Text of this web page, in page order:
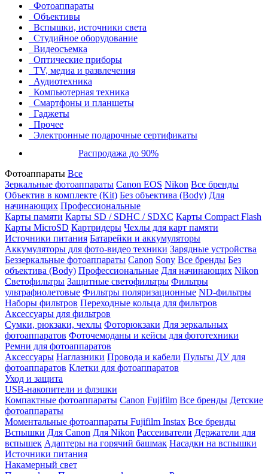
Фотоаппараты
Объективы
Вспышки, источники света
Студийное оборудование
Видеосъемка
Оптические приборы
TV, медиа и развлечения
Аудиотехника
Компьютерная техника
Смартфоны и планшеты
Гаджеты
Прочее
Электронные подарочные сертификаты
Распродажа до 90%
Фотоаппараты Все
Зеркальные фотоаппараты Canon EOS Nikon Все бренды
Объектив в комплекте (Kit) Без объектива (Body) Для
начинающих Профессиональные
Карты памяти Карты SD / SDHC / SDXC Карты Compact Flash
Карты MicroSD Картридеры Чехлы для карт памяти
Источники питания Батарейки и аккумуляторы
Аккумуляторы для фото-видео техники Зарядные устройства
Беззеркальные фотоаппараты Canon Sony Все бренды Без
объектива (Body) Профессиональные Для начинающих Nikon
Светофильтры Защитные светофильтры Фильтры
ультрафиолетовые Фильтры поляризационные ND-фильтры
Наборы фильтров Переходные кольца для фильтров
Аксессуары для фильтров
Сумки, рюкзаки, чехлы Фоторюкзаки Для зеркальных
фотоаппаратов Фоточемоданы и кейсы для фототехники
Ремни для фотоаппаратов
Аксессуары Наглазники Провода и кабели Пульты ДУ для
фотоаппаратов Клетки для фотоаппаратов
Уход и защита
USB-накопители и флэшки
Компактные фотоаппараты Canon Fujifilm Все бренды Детские
фотоаппараты
Моментальные фотоаппараты Fujifilm Instax Все бренды
Вспышки Для Canon Для Nikon Рассеиватели Держатели для
вспышек Адаптеры на горячий башмак Насадки на вспышки
Источники питания
Накамерный свет